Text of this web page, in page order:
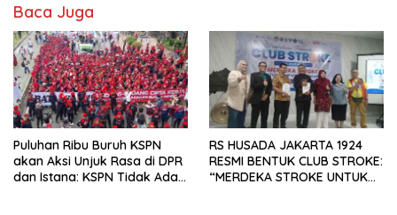
Baca Juga
Puluhan Ribu Buruh KSPN
akan Aksi Unjuk Rasa di DPR
dan Istana: KSPN Tidak Ada
RS HUSADA JAKARTA 1924
RESMI BENTUK CLUB STROKE:
“MERDEKA STROKE UNTUK